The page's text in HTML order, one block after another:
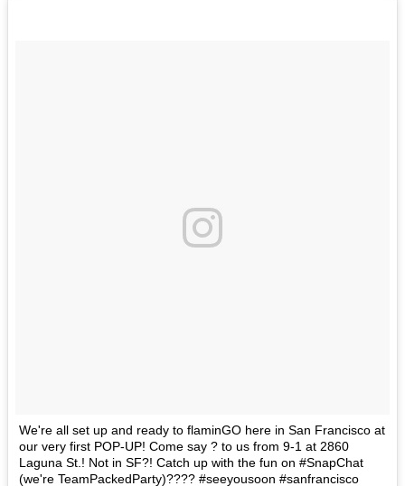
We're all set up and ready to flaminGO here in San Francisco at
our very first POP-UP! Come say ? to us from 9-1 at 2860
Laguna St.! Not in SF?! Catch up with the fun on #SnapChat
(we're TeamPackedParty)???? #seeyousoon #sanfrancisco